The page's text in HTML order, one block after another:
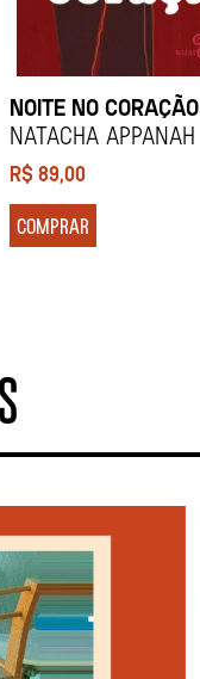
NOITE NO CORAÇÃO
Natacha Appanah
R$89,00
COMPRAR